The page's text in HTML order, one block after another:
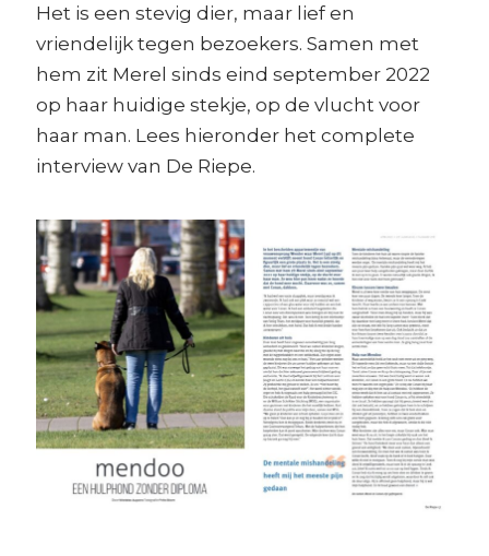
Het is een stevig dier, maar lief en
vriendelijk tegen bezoekers. Samen met
hem zit Merel sinds eind september 2022
op haar huidige stekje, op de vlucht voor
haar man. Lees hieronder het complete
interview van De Riepe.